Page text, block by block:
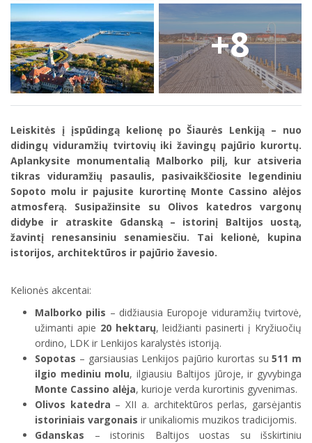
+8
Leiskitės į įspūdingą kelionę po Šiaurės Lenkiją – nuo
didingų viduramžių tvirtovių iki žavingų pajūrio kurortų.
Aplankysite monumentalią Malborko pilį, kur atsiveria
tikras viduramžių pasaulis, pasivaikščiosite legendiniu
Sopoto molu ir pajusite kurortinę Monte Cassino alėjos
atmosferą. Susipažinsite su Olivos katedros vargonų
didybe ir atraskite Gdanską – istorinį Baltijos uostą,
žavintį renesansiniu senamiesčiu. Tai kelionė, kupina
istorijos, architektūros ir pajūrio žavesio.
Kelionės akcentai:
Malborko pilis – didžiausia Europoje viduramžių tvirtovė,
užimanti apie 20 hektarų, leidžianti pasinerti į Kryžiuočių
ordino, LDK ir Lenkijos karalystės istoriją.
Sopotas – garsiausias Lenkijos pajūrio kurortas su511 m
ilgio mediniu molu, ilgiausiu Baltijos jūroje, ir gyvybinga
Monte Cassino alėja, kurioje verda kurortinis gyvenimas.
Olivos katedra – XII a. architektūros perlas, garsėjantis
istoriniais vargonais ir unikaliomis muzikos tradicijomis.
Gdanskas – istorinis Baltijos uostas su išskirtiniu